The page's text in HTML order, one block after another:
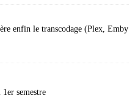
enfin le transcodage (Plex, Emby
semestre